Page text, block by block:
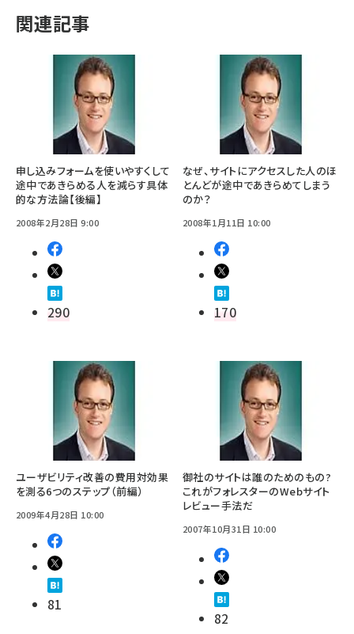
関連記事
申し込みフォームを使いやすくして
途中であきらめる人を減らす具体
的な方法論【後編】
2008年2月28日 9:00
290
なぜ、サイトにアクセスした人のほ
とんどが途中であきらめてしまう
のか？
2008年1月11日 10:00
170
ユーザビリティ改善の費用対効果
を測る6つのステップ（前編）
2009年4月28日 10:00
81
御社のサイトは誰のためのもの?
これがフォレスターのWebサイト
レビュー手法だ
2007年10月31日 10:00
82